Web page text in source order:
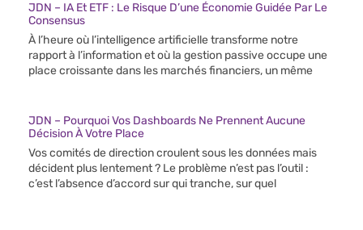
JDN – IA Et ETF : Le Risque D’une Économie Guidée Par Le
Consensus
À l’heure où l’intelligence artificielle transforme notre
rapport à l’information et où la gestion passive occupe une
place croissante dans les marchés financiers, un même
JDN – Pourquoi Vos Dashboards Ne Prennent Aucune
Décision À Votre Place
Vos comités de direction croulent sous les données mais
décident plus lentement ? Le problème n’est pas l’outil :
c’est l’absence d’accord sur qui tranche, sur quel